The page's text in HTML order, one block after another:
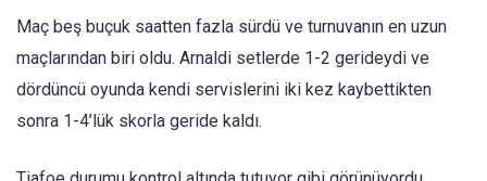
Maç beş buçuk saatten fazla sürdü ve turnuvanın en uzun
maçlarından biri oldu. Arnaldi setlerde 1-2 gerideydi ve
dördüncü oyunda kendi servislerini iki kez kaybettikten
sonra 1-4’lük skorla geride kaldı.